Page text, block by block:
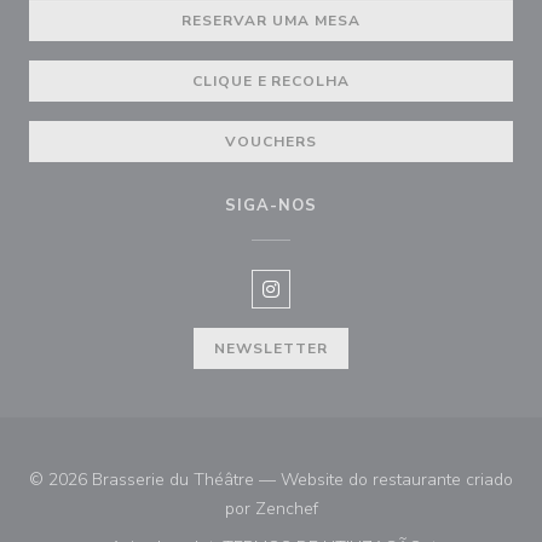
RESERVAR UMA MESA
CLIQUE E RECOLHA
VOUCHERS
SIGA-NOS
Instagram ((abre numa nova
NEWSLETTER
© 2026 Brasserie du Théâtre — Website do restaurante criado
por Zenchef((abre numa nova janela))